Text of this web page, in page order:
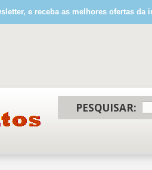
e receba as melhores ofertas da
PESQUISAR: